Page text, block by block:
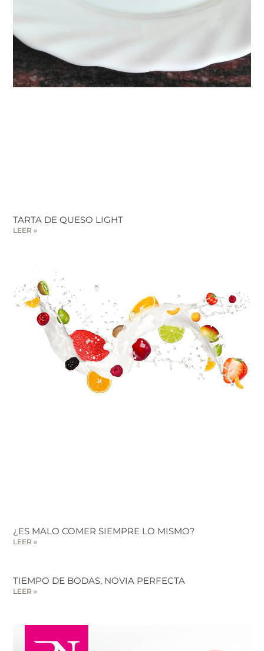
TARTA DE QUESO LIGHT
LEER »
¿ES MALO COMER SIEMPRE LO MISMO?
LEER »
TIEMPO DE BODAS, NOVIA PERFECTA
LEER »